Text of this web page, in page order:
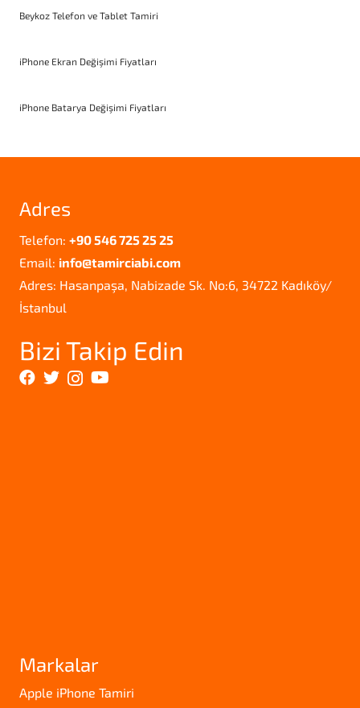
Beykoz Telefon ve Tablet Tamiri
iPhone Ekran Değişimi Fiyatları
iPhone Batarya Değişimi Fiyatları
Adres
Telefon: +90 546 725 25 25
Email: info@tamirciabi.com
Adres: Hasanpaşa, Nabizade Sk. No:6, 34722 Kadıköy/
İstanbul
Bizi Takip Edin
Markalar
Apple iPhone Tamiri